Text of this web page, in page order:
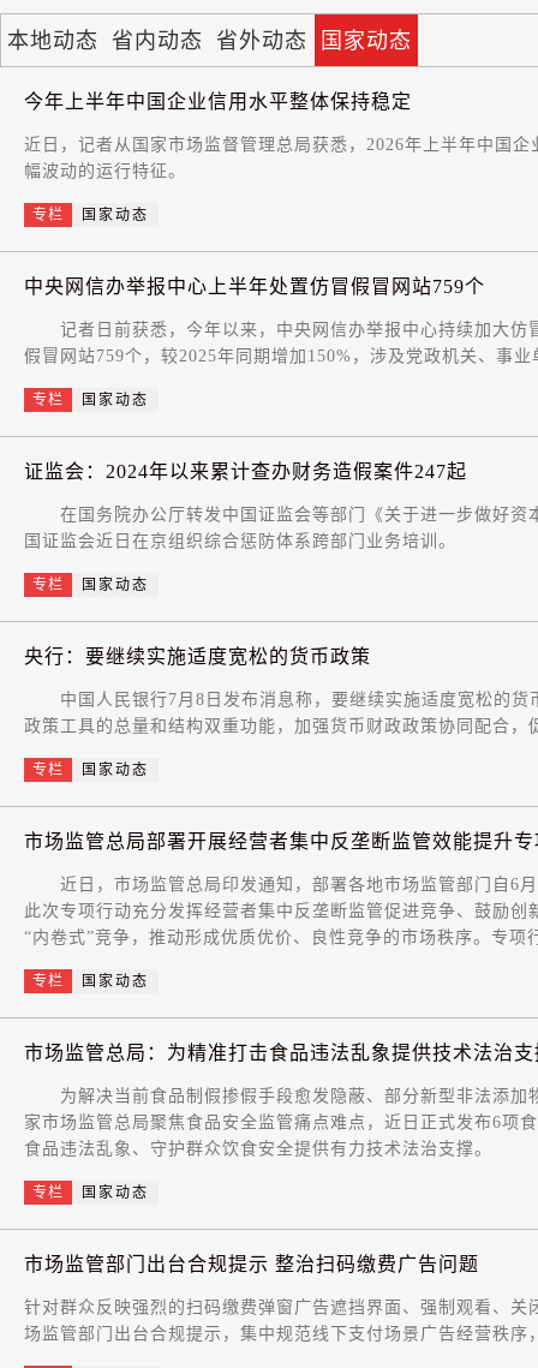
本地动态 省内动态 省外动态 国家动态
今年上半年中国企业信用水平整体保持稳定
近日，记者从国家市场监督管理总局获悉，2026年上半年中国
幅波动的运行特征。
专栏 国家动态
中央网信办举报中心上半年处置仿冒假冒网站759个
记者日前获悉，今年以来，中央网信办举报中心持续加大仿
假冒网站759个，较2025年同期增加150%，涉及党政机关、事
专栏 国家动态
证监会：2024年以来累计查办财务造假案件247起
在国务院办公厅转发中国证监会等部门《关于进一步做好资
国证监会近日在京组织综合惩防体系跨部门业务培训。
专栏 国家动态
央行：要继续实施适度宽松的货币政策
中国人民银行7月8日发布消息称，要继续实施适度宽松的货
政策工具的总量和结构双重功能，加强货币财政政策协同配合，
专栏 国家动态
市场监管总局部署开展经营者集中反垄断监管效能提升
近日，市场监管总局印发通知，部署各地市场监管部门自6
此次专项行动充分发挥经营者集中反垄断监管促进竞争、鼓励
“内卷式”竞争，推动形成优质优价、良性竞争的市场秩序。专
专栏 国家动态
市场监管总局：为精准打击食品违法乱象提供技术法治支
为解决当前食品制假掺假手段愈发隐蔽、部分新型非法添加
家市场监管总局聚焦食品安全监管痛点难点，近日正式发布6项
食品违法乱象、守护群众饮食安全提供有力技术法治支撑。
专栏 国家动态
市场监管部门出台合规提示 整治扫码缴费广告问题
针对群众反映强烈的扫码缴费弹窗广告遮挡界面、强制观看、
场监管部门出台合规提示，集中规范线下支付场景广告经营秩序